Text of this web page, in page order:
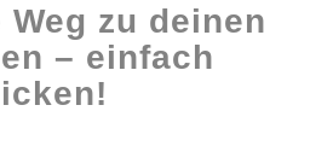
zu deinen
– einfach